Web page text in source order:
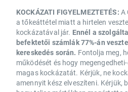
KOCKÁZATI FIGYELMEZTETÉS: A
a tőkeáttétel miatt a hirtelen
kockázatával jár. Ennél a
befektetői számlák 77%-án
kereskedés során. Fontolja meg,
működését és hogy
magas kockázatát. Kérjük, ne
amennyit kész elveszíteni. Kérjük,